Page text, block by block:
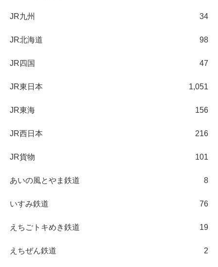
JR九州 34
JR北海道 98
JR四国 47
JR東日本 1,051
JR東海 156
JR西日本 216
JR貨物 101
あいの風とやま鉄道 8
いすみ鉄道 76
えちごトキめき鉄道 19
えちぜん鉄道 2